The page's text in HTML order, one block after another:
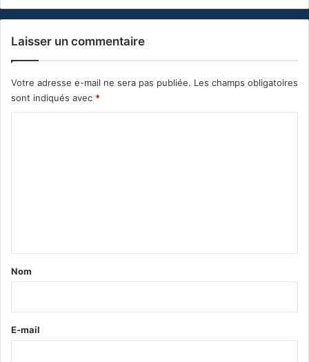
Laisser un commentaire
Votre adresse e-mail ne sera pas publiée. Les champs obligatoires
sont indiqués avec *
a
e
Nom
E-mail